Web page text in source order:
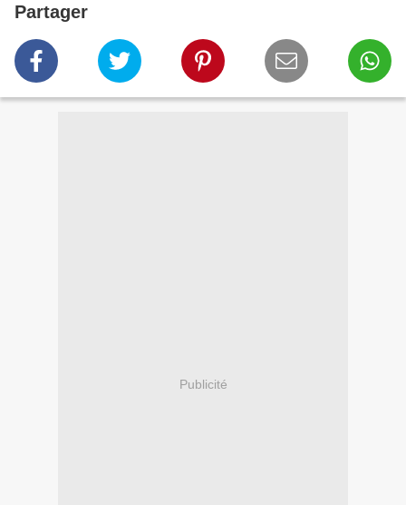
Partager
Publicité